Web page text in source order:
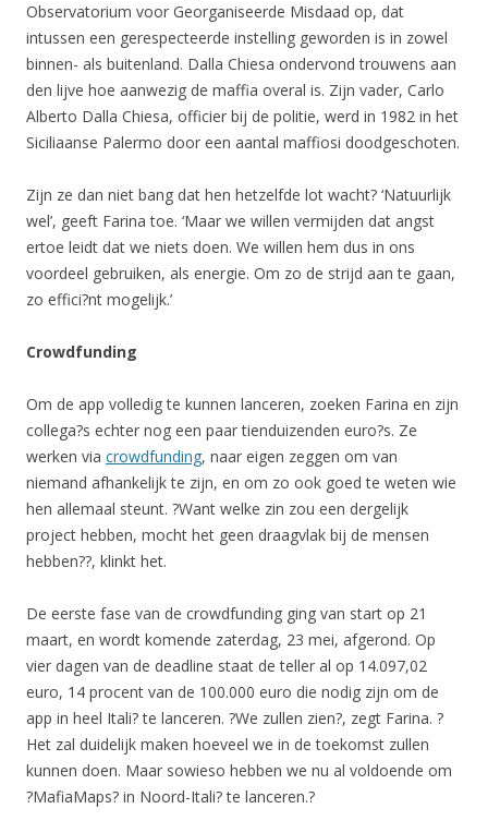
Observatorium voor Georganiseerde Misdaad op, dat
intussen een gerespecteerde instelling geworden is in zowel
binnen- als buitenland. Dalla Chiesa ondervond trouwens aan
den lijve hoe aanwezig de maffia overal is. Zijn vader, Carlo
Alberto Dalla Chiesa, officier bij de politie, werd in 1982 in het
Siciliaanse Palermo door een aantal maffiosi doodgeschoten.
Zijn ze dan niet bang dat hen hetzelfde lot wacht? ‘Natuurlijk
wel’, geeft Farina toe. ‘Maar we willen vermijden dat angst
ertoe leidt dat we niets doen. We willen hem dus in ons
voordeel gebruiken, als energie. Om zo de strijd aan te gaan,
zo effici?nt mogelijk.’
Crowdfunding
Om de app volledig te kunnen lanceren, zoeken Farina en zijn
collega?s echter nog een paar tienduizenden euro?s. Ze
werken via crowdfunding, naar eigen zeggen om van
niemand afhankelijk te zijn, en om zo ook goed te weten wie
hen allemaal steunt. ?Want welke zin zou een dergelijk
project hebben, mocht het geen draagvlak bij de mensen
hebben??, klinkt het.
De eerste fase van de crowdfunding ging van start op 21
maart, en wordt komende zaterdag, 23 mei, afgerond. Op
vier dagen van de deadline staat de teller al op 14.097,02
euro, 14 procent van de 100.000 euro die nodig zijn om de
app in heel Itali? te lanceren. ?We zullen zien?, zegt Farina. ?
Het zal duidelijk maken hoeveel we in de toekomst zullen
kunnen doen. Maar sowieso hebben we nu al voldoende om
?MafiaMaps? in Noord-Itali? te lanceren.?